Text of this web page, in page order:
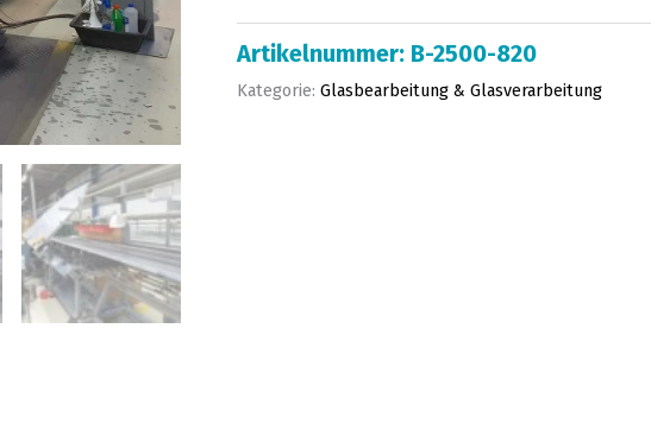
Artikelnummer: B-2500-820
Kategorie: Glasbearbeitung & Glasverarbeitung